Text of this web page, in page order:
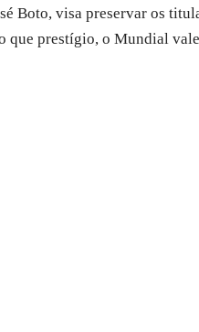
Boto, visa preservar os
que prestígio, o Mundial